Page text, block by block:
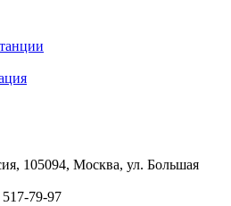
105094, Москва, ул. Большая
79-97